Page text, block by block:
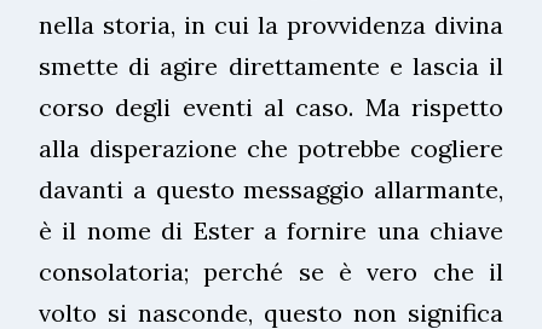
nella storia, in cui la provvidenza divina
smette di agire direttamente e lascia il
corso degli eventi al caso. Ma rispetto
alla disperazione che potrebbe cogliere
davanti a questo messaggio allarmante,
è il nome di Ester a fornire una chiave
consolatoria; perché se è vero che il
volto si nasconde, questo non significa